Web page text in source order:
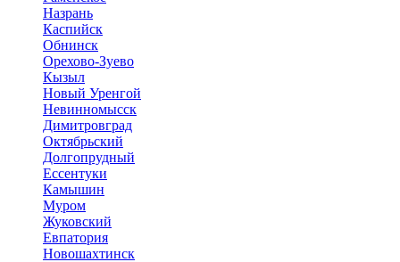
Назрань
Каспийск
Обнинск
Орехово-Зуево
Кызыл
Новый Уренгой
Невинномысск
Димитровград
Октябрьский
Долгопрудный
Ессентуки
Камышин
Муром
Жуковский
Евпатория
Новошахтинск